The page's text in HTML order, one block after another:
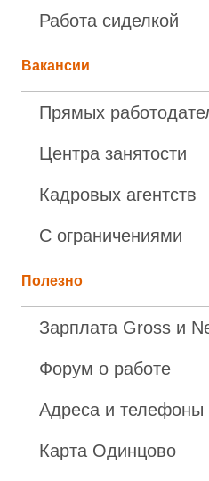
Работа сиделкой
Вакансии
Прямых
Центра занятости
Кадровых агентств
С ограничениями
Полезно
Зарплата Gross и
Форум о работе
Адреса и телефоны
Карта Одинцово